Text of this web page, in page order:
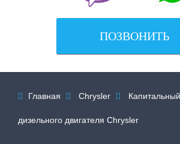
ПОЗВОНИТЬ
 Главная  Chrysler 
дизельного двигателя Chrysler